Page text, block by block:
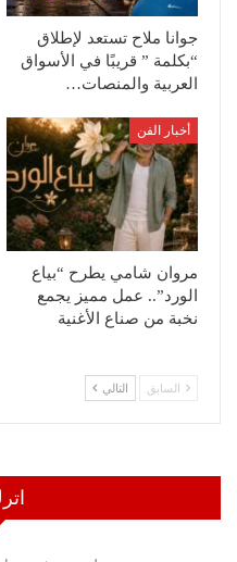
جوانا ملاح تستعد لإطلاق
“بكلمة ” قريبًا في الأسواق
العربية والمنصات…
أخبار الفن
مروان شامي يطرح “بياع
الورد”.. عمل مميز يجمع
نخبة من صناع الأغنية
السابق التالي